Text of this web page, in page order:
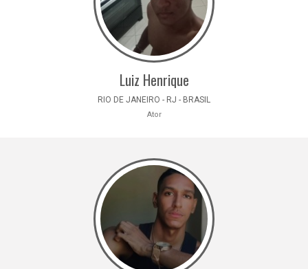
Luiz Henrique
RIO DE JANEIRO - RJ - BRASIL
Ator